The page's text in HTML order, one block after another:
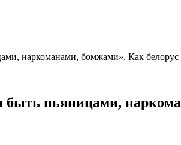
наркоманами, бомжами». Как белорус
пьяницами,